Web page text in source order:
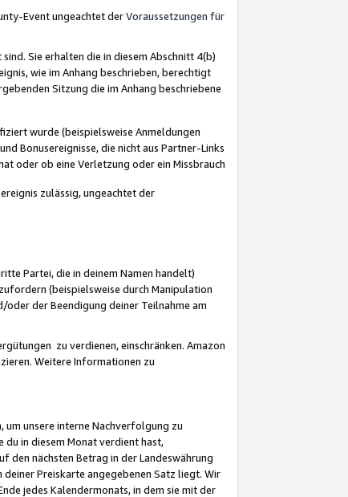
Event ungeachtet derVoraussetzungen für
Sie erhalten die in diesem Abschnitt 4(b)
wie im Anhang beschrieben, berechtigt
Sitzung die im Anhang beschriebene
wurde (beispielsweise Anmeldungen
Bonusereignisse, die nicht aus Partner-Links
oder ob eine Verletzung oder ein Missbrauch
zulässig, ungeachtet der
Partei, die in deinem Namen handelt)
(beispielsweise durch Manipulation
der Beendigung deiner Teilnahme am
zu verdienen, einschränken. Amazon
Weitere Informationen zu
unsere interne Nachverfolgung zu
du in diesem Monat verdient hast,
den nächsten Betrag in der Landeswährung
Preiskarte angegebenen Satz liegt. Wir
jedes Kalendermonats, in dem sie mit der